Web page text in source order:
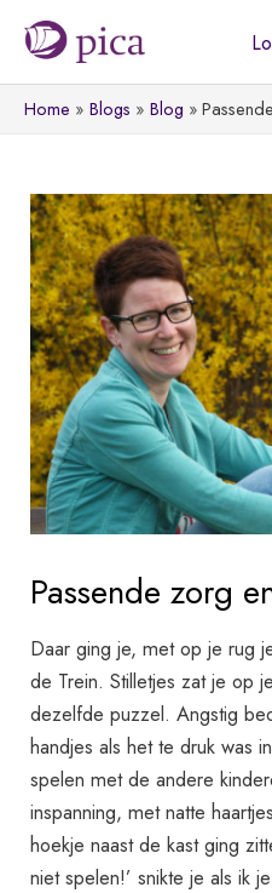
naar
de
inhoud
Home Blogs Blog
Passende zorg
Daar ging je, met op je rug
de Trein. Stilletjes zat je op
dezelfde puzzel. Angstig
handjes als het te druk was
spelen met de andere
inspanning, met natte
hoekje naast de kast ging
niet spelen!’ snikte je als ik